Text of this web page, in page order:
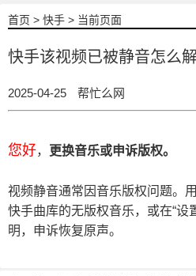
首页 > 快手 > 当前页面
快手该视频已被静音怎么解
2025-04-25 帮忙么网
您好， 更换音乐或申诉版权。
视频静音通常因音乐版权问题。
快手曲库的无版权音乐，或在“设
明，申诉恢复原声。